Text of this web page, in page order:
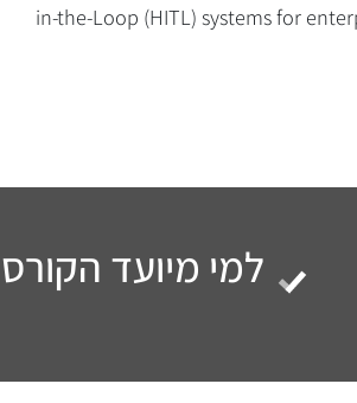
in-the-Loop (HITL) systems for